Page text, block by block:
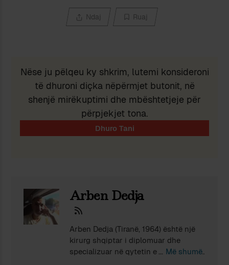
Ndaj Ruaj
Nëse ju pëlqeu ky shkrim, lutemi konsideroni
të dhuroni diçka nëpërmjet butonit, në
shenjë mirëkuptimi dhe mbështetjeje për
përpjekjet tona.
Arben Dedja
Arben Dedja (Tiranë, 1964) është një
kirurg shqiptar i diplomuar dhe
specializuar në qytetin e lindjes. Nga
Më shumë